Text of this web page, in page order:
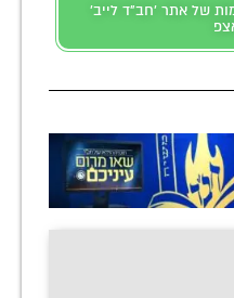
של אתר 'חב"ד לייב'